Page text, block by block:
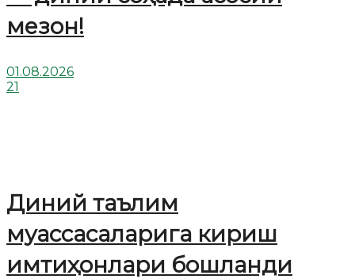
мезон!
01.08.2026
21
Диний таълим
муассасаларига кириш
имтиҳонлари бошланди